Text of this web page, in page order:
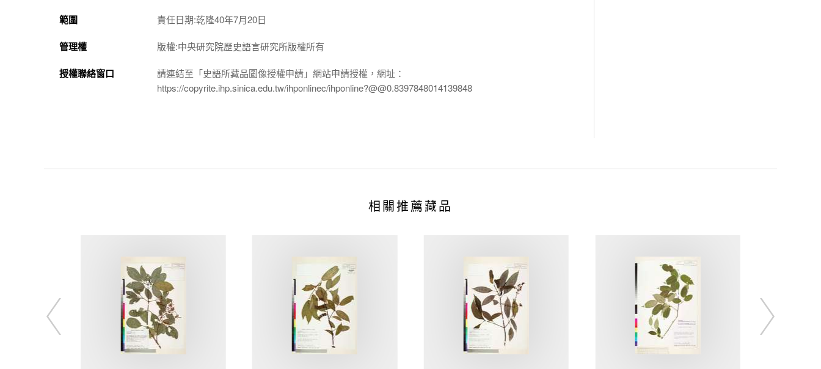
範圍 責任日期:乾隆40年7月20日
管理權 版權:中央研究院歷史語言研究所版權所有
授權聯絡窗口
請連結至「史語所藏品圖像授權申請」網站申請授權，網址：
https://copyrite.ihp.sinica.edu.tw/ihponlinec/ihponline?@@0.8397848014139848
相關推薦藏品